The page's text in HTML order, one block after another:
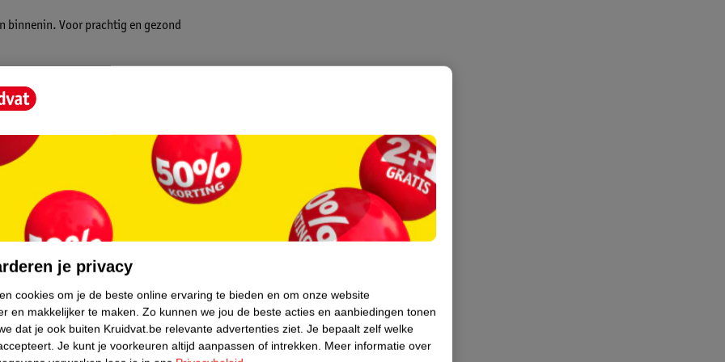
binnenin. Voor prachtig en gezond
vanaf het eerste gebruik.
ontwikkeld voor professionele
je privacy
cookies om je de beste online ervaring te bieden en om onze website
en makkelijker te maken. Zo kunnen we jou de beste acties en aanbiedingen tonen
dat je ook buiten Kruidvat.be relevante advertenties ziet. Je bepaalt zelf welke
Je kunt je voorkeuren altijd aanpassen of intrekken. Meer informatie over